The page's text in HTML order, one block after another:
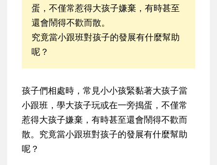
蛋，不僅常惹得大孩子嫌棄，有時甚至
還會鬧得不歡而散。
究竟當小跟班對孩子的發展有什麼幫助
呢？
孩子們相處時，常見小小孩緊黏著大孩子當
小跟班，學大孩子玩或在一旁搗蛋，不僅常
惹得大孩子嫌棄，有時甚至還會鬧得不歡而
散。究竟當小跟班對孩子的發展有什麼幫助
呢？